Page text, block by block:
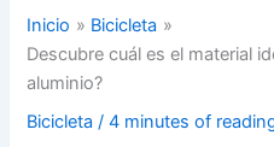
Inicio
Bicicleta
Descubre cuál es el material
aluminio?
Bicicleta /4 minutes of